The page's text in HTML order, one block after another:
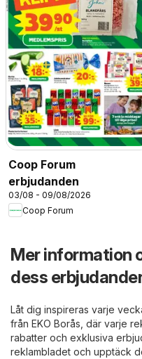
Coop Forum
erbjudanden
03/08 - 09/08/2026
Coop Forum
Mer information
dess
Låt dig inspireras varje
från EKO Borås, där varje
rabatter och exklusiva
reklambladet och upptäck